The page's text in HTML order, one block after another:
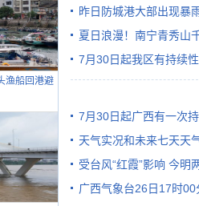
渔船回港避
需继续防范
昨日防城港大部出现暴
雨
夏日浪漫！南宁青秀山
7月30日起我区有持续
7月30日起广西有一次
天气实况和未来七天天
受台风“红霞”影响 今明
有较强降雨
广西气象台26日17时